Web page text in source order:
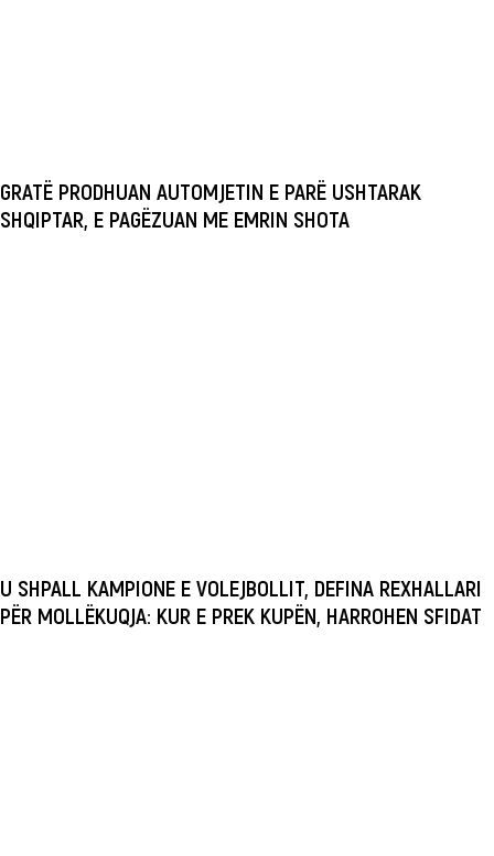
GRATË PRODHUAN AUTOMJETIN E PARË USHTARAK
SHQIPTAR, E PAGËZUAN ME EMRIN SHOTA
U SHPALL KAMPIONE E VOLEJBOLLIT, DEFINA REXHALLARI
PËR MOLLËKUQJA: KUR E PREK KUPËN, HARROHEN SFIDAT